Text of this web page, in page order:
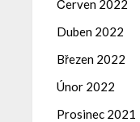
Červen 2022
Duben 2022
Březen 2022
Únor 2022
Prosinec 2021